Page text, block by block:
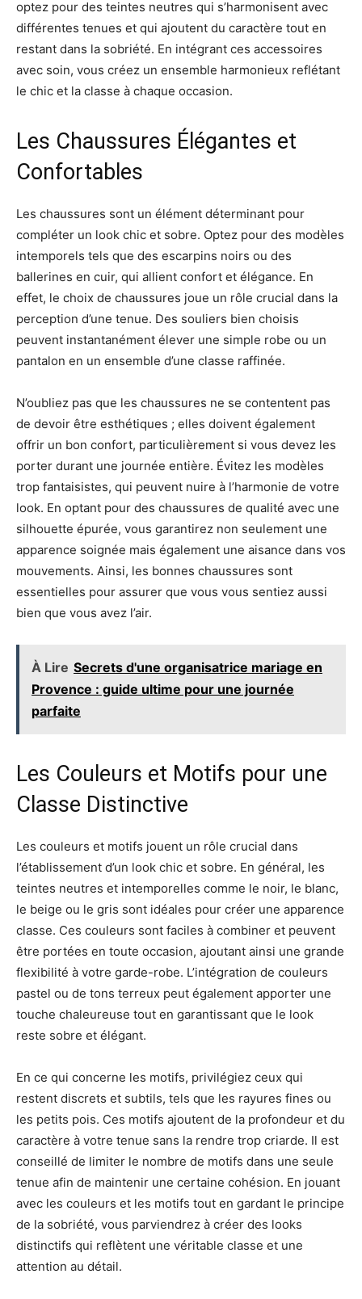
optez pour des teintes neutres qui s’harmonisent avec
différentes tenues et qui ajoutent du caractère tout en
restant dans la sobriété. En intégrant ces accessoires
avec soin, vous créez un ensemble harmonieux reflétant
le chic et la classe à chaque occasion.
Les Chaussures Élégantes et
Confortables
Les chaussures sont un élément déterminant pour
compléter un look chic et sobre. Optez pour des modèles
intemporels tels que des escarpins noirs ou des
ballerines en cuir, qui allient confort et élégance. En
effet, le choix de chaussures joue un rôle crucial dans la
perception d’une tenue. Des souliers bien choisis
peuvent instantanément élever une simple robe ou un
pantalon en un ensemble d’une classe raffinée.
N’oubliez pas que les chaussures ne se contentent pas
de devoir être esthétiques ; elles doivent également
offrir un bon confort, particulièrement si vous devez les
porter durant une journée entière. Évitez les modèles
trop fantaisistes, qui peuvent nuire à l’harmonie de votre
look. En optant pour des chaussures de qualité avec une
silhouette épurée, vous garantirez non seulement une
apparence soignée mais également une aisance dans vos
mouvements. Ainsi, les bonnes chaussures sont
essentielles pour assurer que vous vous sentiez aussi
bien que vous avez l’air.
À Lire Secrets d'une organisatrice mariage en
Provence : guide ultime pour une journée
parfaite
Les Couleurs et Motifs pour une
Classe Distinctive
Les couleurs et motifs jouent un rôle crucial dans
l’établissement d’un look chic et sobre. En général, les
teintes neutres et intemporelles comme le noir, le blanc,
le beige ou le gris sont idéales pour créer une apparence
classe. Ces couleurs sont faciles à combiner et peuvent
être portées en toute occasion, ajoutant ainsi une grande
flexibilité à votre garde-robe. L’intégration de couleurs
pastel ou de tons terreux peut également apporter une
touche chaleureuse tout en garantissant que le look
reste sobre et élégant.
En ce qui concerne les motifs, privilégiez ceux qui
restent discrets et subtils, tels que les rayures fines ou
les petits pois. Ces motifs ajoutent de la profondeur et du
caractère à votre tenue sans la rendre trop criarde. Il est
conseillé de limiter le nombre de motifs dans une seule
tenue afin de maintenir une certaine cohésion. En jouant
avec les couleurs et les motifs tout en gardant le principe
de la sobriété, vous parviendrez à créer des looks
distinctifs qui reflètent une véritable classe et une
attention au détail.